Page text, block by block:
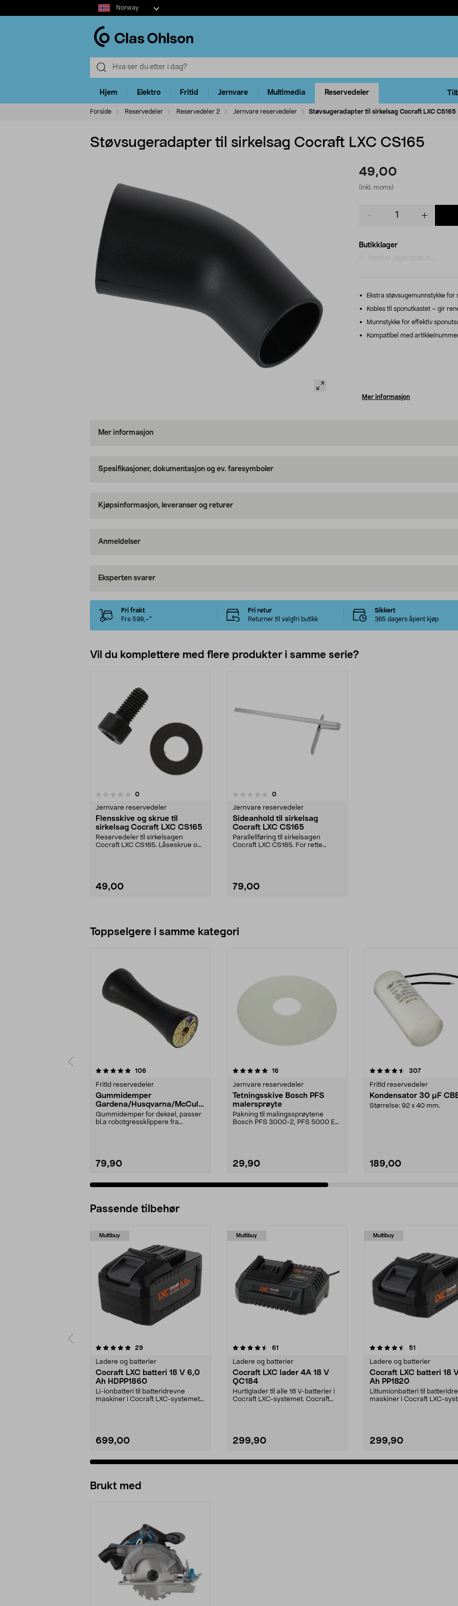
Select
market
Norway
Hjem Elektro Fritid Jernvare Multimedia Reservedeler
Forside Reservedeler Reservedeler 2 Jernvare reservedeler Støvsugeradapter til sirkelsag Cocraft LXC CS165
Støvsugeradapter til sirkelsag Cocraft LXC CS165
49,00
(inkl. moms)
Butikklager
Ekstra støvsugemunnstykke
Kobles til sponutkastet – gir
Munnstykke for effektiv
Kompatibel med
Mer informasjon
Mer informasjon
Spesifikasjoner, dokumentasjon og ev. faresymboler
Kjøpsinformasjon, leveranser og returer
Anmeldelser
Eksperten svarer
Fri frakt
Fra 599,–*
Fri retur
Returner til valgfri butikk
Sikkert
365 dagers åpent kjøp
Vil du komplettere med flere produkter i samme serie?
0anmeldelser
Jernvare reservedeler
Flensskive og skrue til
sirkelsag Cocraft LXC CS165
Reservedeler til sirkelsagen
Cocraft LXC CS165. Låseskrue og
49,00
0.0 av 5 stjerner 0anmeldelser
Jernvare reservedeler
Sideanhold til sirkelsag
Cocraft LXC CS165
Parallellføring til sirkelsagen
Cocraft LXC CS165. For rette
79,00
Toppselgere i samme kategori
106anmeldelser
Fritid reservedeler
Gummidemper
Gardena/Husqvarna/McCullo
ch/Flymo
Gummidemper for deksel, passer
bl.a robotgressklippere fra
79,90
5.0 av 5 stjerner 16anmeldelser
Jernvare reservedeler
Tetningsskive Bosch PFS
malersprøyte
Pakning til malingssprøytene
Bosch PFS 3000-2, PFS 5000 E
29,90
4.5 av 5 stjerner 307anmeldelser
Fritid reservedeler
Kondensator 30 µF
Størrelse: 92 x 40 mm.
189,00
4.5 av 5 stjerner
Passende tilbehør
Multibuy
29anmeldelser
Ladere og batterier
Cocraft LXC batteri 18 V 6,0
Ah HDPP1860
Li-ionbatteri til batteridrevne
maskiner i Cocraft LXC-systemet.
699,00
Multibuy
4.5av 5 stjerner 61
Ladere og batterier
Cocraft LXC lader 4A 18 V
QC184
Hurtiglader til alle 18 V-batterier i
Cocraft LXC-systemet. Cocraft
299,90
Multibuy
4.5av 5 stjerner 51
Ladere og batterier
Cocraft LXC batteri 18
Ah PP1820
Litiumionbatteri til
maskiner i Cocraft LXC-
299,90
4.5av 5 stjerner
Brukt med